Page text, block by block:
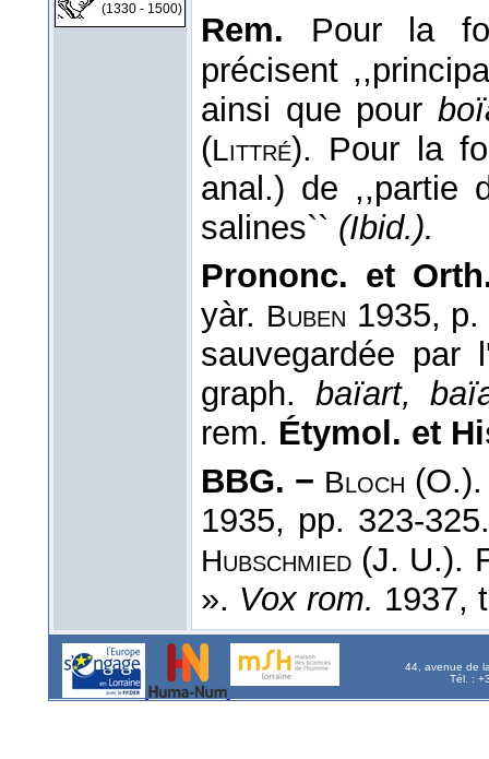
(1330 - 1500)
Rem. Pour la
précisent
ainsi que pour
(Littré). Pour la
anal.) de ,,partie
salines`` (Ibid.).
Prononc. et
yàr. Buben 1935,
sauvegardée par
graph. baïart,
rem. Étymol. et
BBG. − Bloch
1935, pp. 323-
Hubschmied (J. U.).
». Vox rom. 1937,
44, avenue de
Tél. :